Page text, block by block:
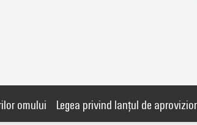
omului Legea privind lanțul de